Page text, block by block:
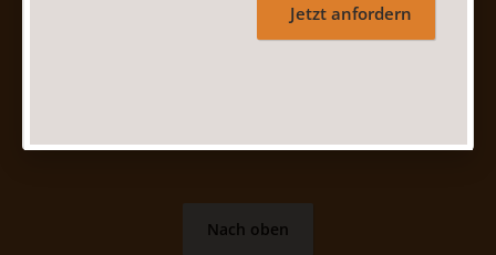
Nach oben
Jetzt anfordern